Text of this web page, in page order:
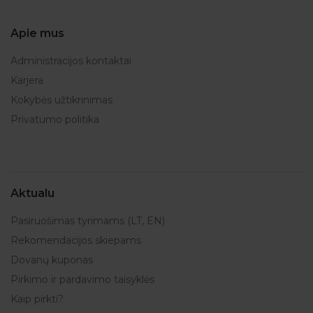
Apie mus
Administracijos kontaktai
Karjera
Kokybės užtikrinimas
Privatumo politika
Aktualu
Pasiruošimas tyrimams (LT, EN)
Rekomendacijos skiepams
Dovanų kuponas
Pirkimo ir pardavimo taisyklės
Kaip pirkti?